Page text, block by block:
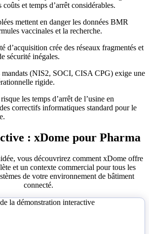
coûts et temps d’arrêt considérables.
mettent en danger les données BMR
vaccinales et la recherche.
d’acquisition crée des réseaux fragmentés et
sécurité inégales.
mandats (NIS2, SOCI, CISA CPG) exige une
rigide.
les temps d’arrêt de l’usine en
correctifs informatiques standard pour le
: xDome pour Pharma
vous découvrirez comment xDome offre
et un contexte commercial pour tous les
de votre environnement de bâtiment
connecté.